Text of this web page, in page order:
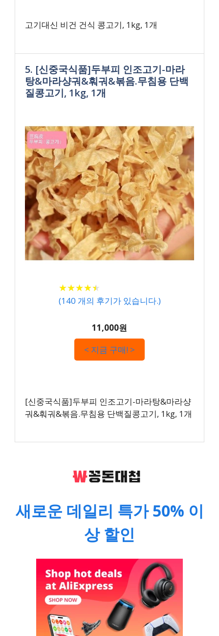
고기대신 비건 건식 콩고기, 1kg, 1개
5. [신중국식품]두부피 인조고기-마라
탕&마라샹궈&훠궈&볶음.무침용 단백
질콩고기, 1kg, 1개
★★★★★
★★★★★
(140 개의 후기가 있습니다.)
11,000원
< 지금 구매! >
[신중국식품]두부피 인조고기-마라탕&마라샹
궈&훠궈&볶음.무침용 단백질콩고기, 1kg, 1개
새로운 데일리 특가 50% 이
상 할인